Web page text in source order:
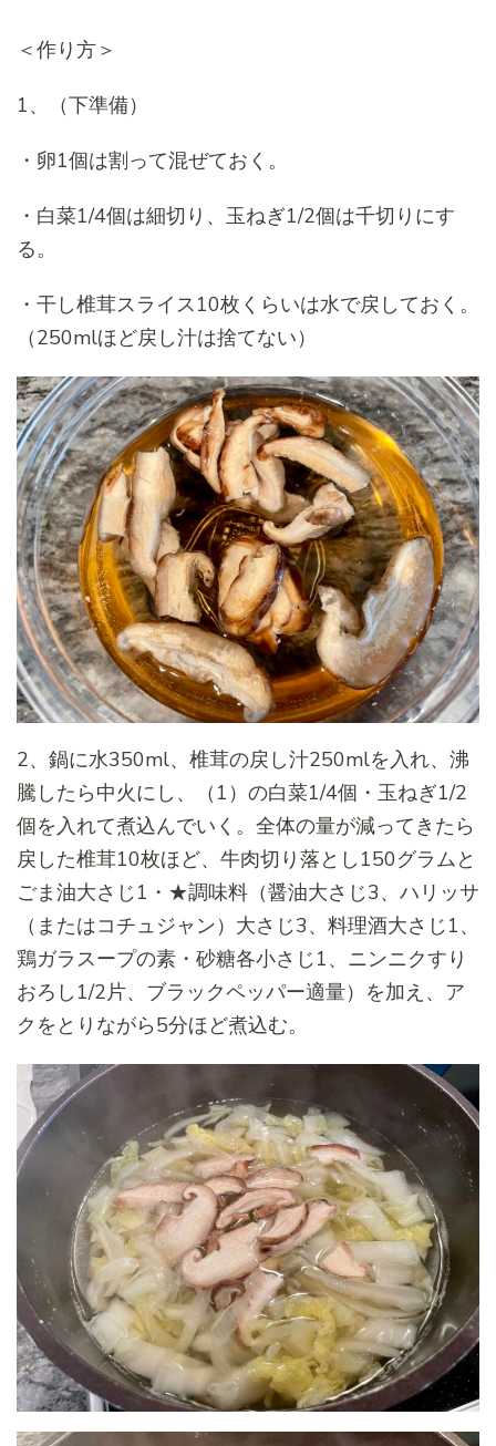
＜作り方＞
1、（下準備）
・卵1個は割って混ぜておく。
・白菜1/4個は細切り、玉ねぎ1/2個は千切りにす
る。
・干し椎茸スライス10枚くらいは水で戻しておく。
（250mlほど戻し汁は捨てない）
2、鍋に水350ml、椎茸の戻し汁250mlを入れ、沸
騰したら中火にし、（1）の白菜1/4個・玉ねぎ1/2
個を入れて煮込んでいく。全体の量が減ってきたら
戻した椎茸10枚ほど、牛肉切り落とし150グラムと
ごま油大さじ1・★調味料（醤油大さじ3、ハリッサ
（またはコチュジャン）大さじ3、料理酒大さじ1、
鶏ガラスープの素・砂糖各小さじ1、ニンニクすり
おろし1/2片、ブラックペッパー適量）を加え、ア
クをとりながら5分ほど煮込む。